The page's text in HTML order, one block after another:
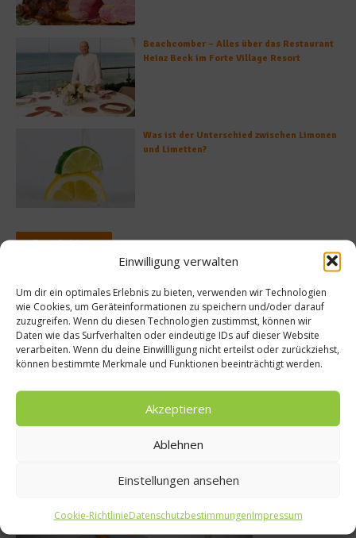
Einwilligung verwalten
Um dir ein optimales Erlebnis zu bieten, verwenden wir Technologien
wie Cookies, um Geräteinformationen zu speichern und/oder darauf
zuzugreifen. Wenn du diesen Technologien zustimmst, können wir
Daten wie das Surfverhalten oder eindeutige IDs auf dieser Website
verarbeiten. Wenn du deine Einwillligung nicht erteilst oder zurückziehst,
können bestimmte Merkmale und Funktionen beeinträchtigt werden.
Akzeptieren
Ablehnen
Einstellungen ansehen
Cookie-RichtlinieDatenschutzbestimmungenImpressum
Beachcomber – Alles über das Restaurant
Heinz Beck im Forte Village Resort
Was ist der Unterschied zwischen Limonen
und Limetten?
Empfohlen
News
WM der
Dickliche
7.